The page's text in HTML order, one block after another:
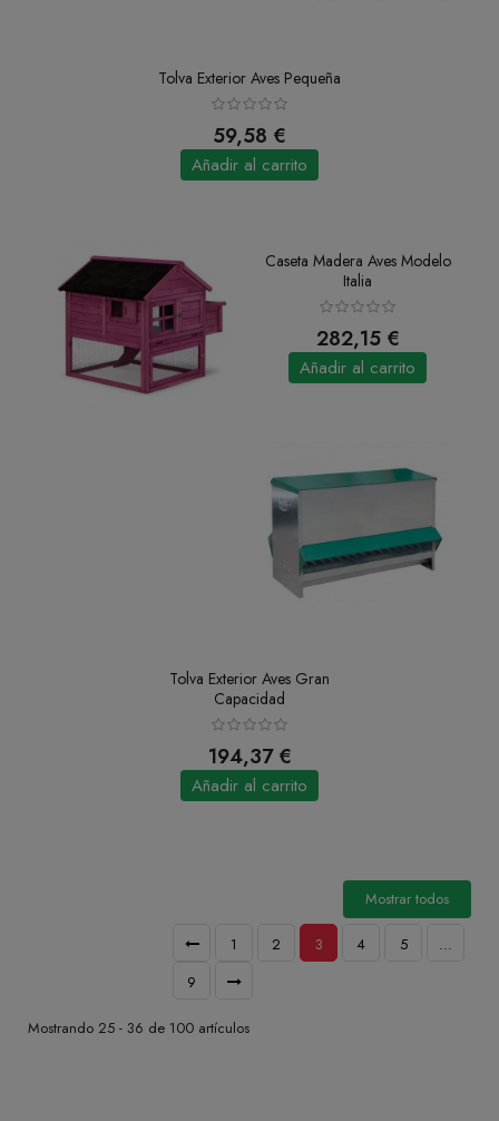
Tolva Exterior Aves Pequeña
59,58 €
Añadir al carrito
Caseta Madera Aves Modelo
Italia
282,15 €
Añadir al carrito
Tolva Exterior Aves Gran
Capacidad
194,37 €
Añadir al carrito
Mostrar todos
1 2 3 4 5
...
9
Mostrando 25 - 36 de 100 artículos